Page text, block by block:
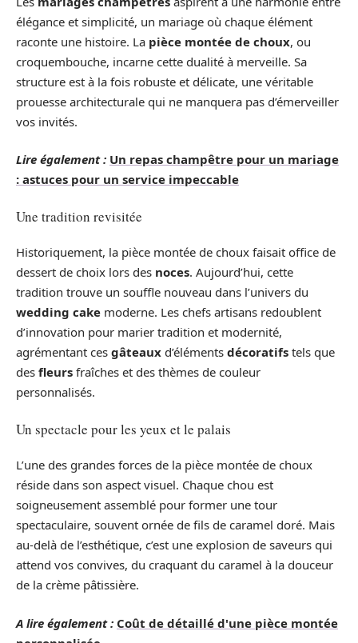
élégance et simplicité, un mariage où chaque élément
raconte une histoire. La pièce montée de choux, ou
croquembouche, incarne cette dualité à merveille. Sa
structure est à la fois robuste et délicate, une véritable
prouesse architecturale qui ne manquera pas d’émerveiller
vos invités.
Lire également : Un repas champêtre pour un mariage
: astuces pour un service impeccable
Une tradition revisitée
Historiquement, la pièce montée de choux faisait office de
dessert de choix lors des noces. Aujourd’hui, cette
tradition trouve un souffle nouveau dans l’univers du
wedding cake moderne. Les chefs artisans redoublent
d’innovation pour marier tradition et modernité,
agrémentant ces gâteaux d’éléments décoratifs tels que
des fleurs fraîches et des thèmes de couleur
personnalisés.
Un spectacle pour les yeux et le palais
L’une des grandes forces de la pièce montée de choux
réside dans son aspect visuel. Chaque chou est
soigneusement assemblé pour former une tour
spectaculaire, souvent ornée de fils de caramel doré. Mais
au-delà de l’esthétique, c’est une explosion de saveurs qui
attend vos convives, du craquant du caramel à la douceur
de la crème pâtissière.
A lire également : Coût de détaillé d'une pièce montée